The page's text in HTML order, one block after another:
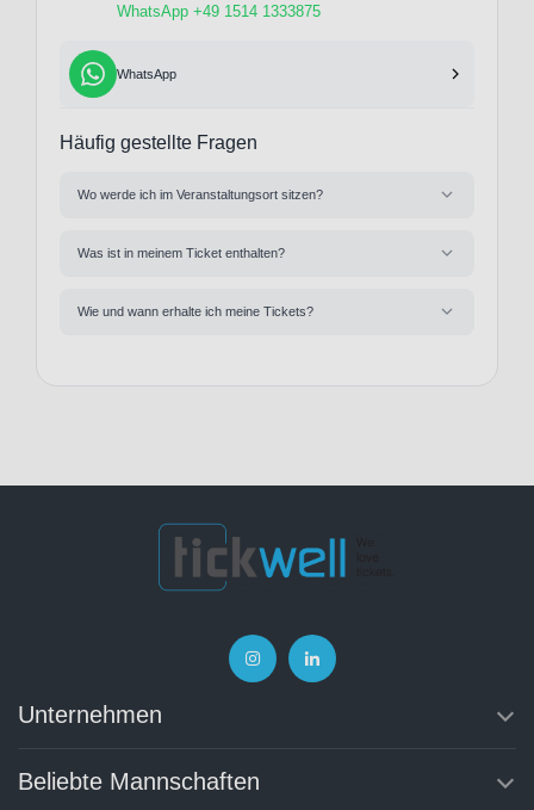
WhatsApp +49 1514 1333875
WhatsApp
Häufig gestellte Fragen
Wo werde ich im Veranstaltungsort sitzen?
Was ist in meinem Ticket enthalten?
Wie und wann erhalte ich meine Tickets?
Unternehmen
Beliebte Mannschaften